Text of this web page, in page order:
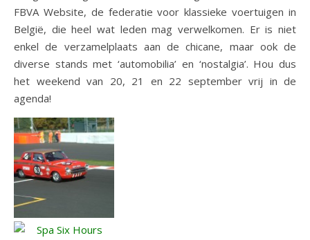
FBVA Website, de federatie voor klassieke voertuigen in
België, die heel wat leden mag verwelkomen. Er is niet
enkel de verzamelplaats aan de chicane, maar ook de
diverse stands met ‘automobilia’ en ‘nostalgia’. Hou dus
het weekend van 20, 21 en 22 september vrij in de
agenda!